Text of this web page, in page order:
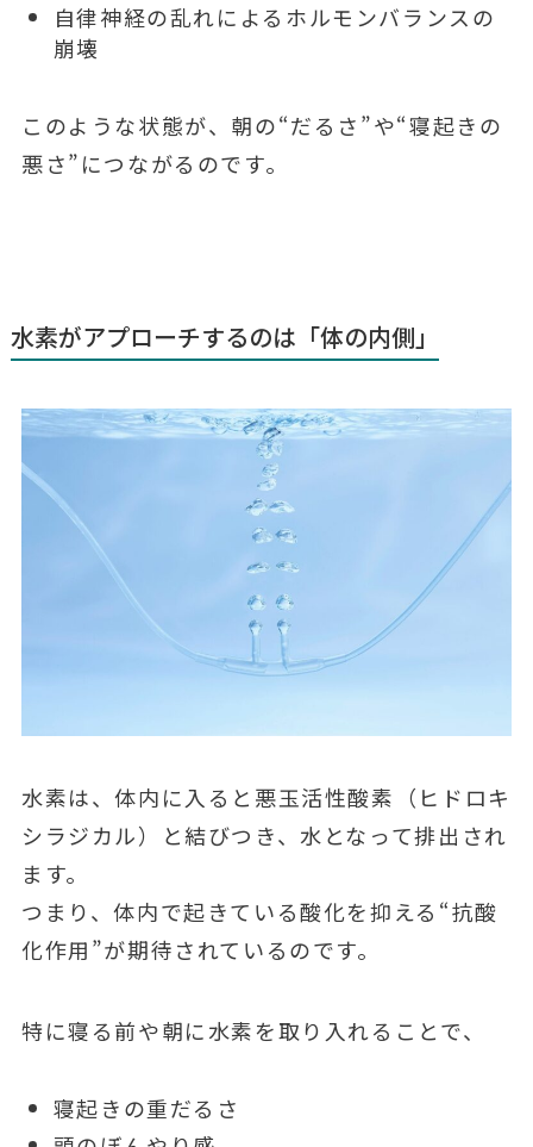
自律神経の乱れによるホルモンバランスの
崩壊
このような状態が、朝の“だるさ”や“寝起きの
悪さ”につながるのです。
水素がアプローチするのは「体の内側」
水素は、体内に入ると悪玉活性酸素（ヒドロキ
シラジカル）と結びつき、水となって排出され
ます。
つまり、体内で起きている酸化を抑える“抗酸
化作用”が期待されているのです。
特に寝る前や朝に水素を取り入れることで、
寝起きの重だるさ